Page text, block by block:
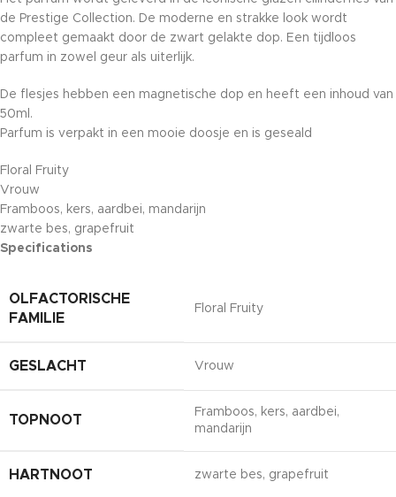
de Prestige Collection. De moderne en strakke look wordt
compleet gemaakt door de zwart gelakte dop. Een tijdloos
parfum in zowel geur als uiterlijk.
De flesjes hebben een magnetische dop en heeft een inhoud van
50ml.
Parfum is verpakt in een mooie doosje en is geseald
Floral Fruity
Vrouw
Framboos, kers, aardbei, mandarijn
zwarte bes, grapefruit
Specifications
OLFACTORISCHE
FAMILIE
Floral Fruity
GESLACHT Vrouw
TOPNOOT
Framboos, kers, aardbei,
mandarijn
HARTNOOT zwarte bes, grapefruit